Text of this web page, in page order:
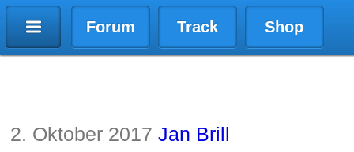
Forum Track Shop
2. Oktober 2017 Jan Brill